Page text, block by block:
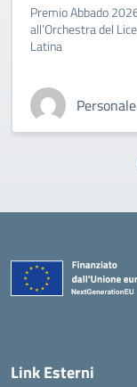
Premio Abbado
all’Orchestra del
Latina
Link Esterni